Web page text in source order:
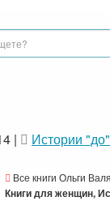
| Истории
Все книги Ольги
Книги для женщин,